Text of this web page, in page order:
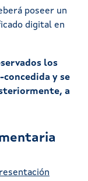
poseer un
digital en
los
y se
a